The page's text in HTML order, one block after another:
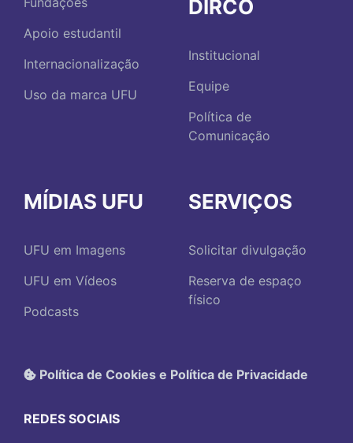
Apoio estudantil
Internacionalização
Uso da marca UFU
DIRCO
Institucional
Equipe
Política de
Comunicação
MÍDIAS UFU
UFU em Imagens
UFU em Vídeos
Podcasts
SERVIÇOS
Solicitar divulgação
Reserva de espaço
físico
Política de Cookies e Política de Privacidade
REDES SOCIAIS